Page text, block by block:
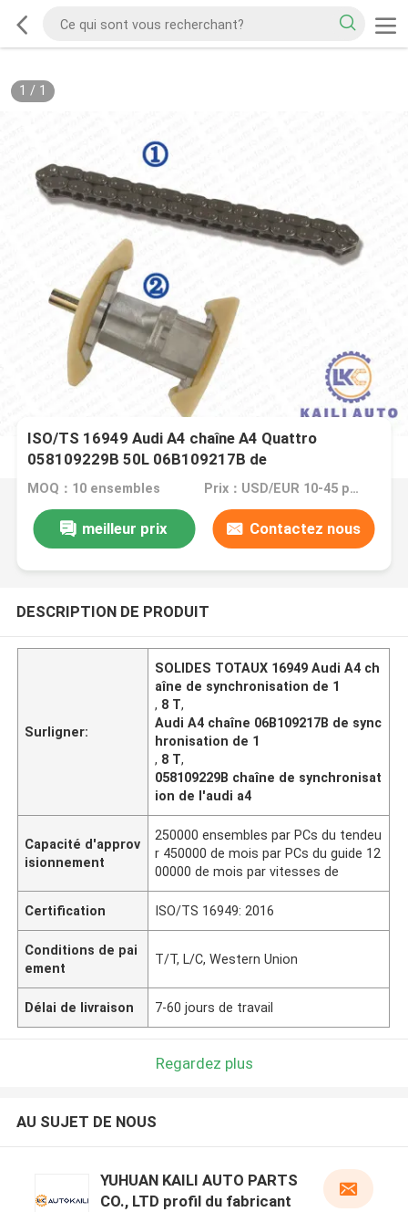
1 / 1
ISO/TS 16949 Audi A4 chaîne A4 Quattro
058109229B 50L 06B109217B de
synchronisation de 1,8 T
MOQ：10 ensembles Prix：USD/EUR 10-45 per set
meilleur prix Contactez nous
DESCRIPTION DE PRODUIT
Surligner:
SOLIDES TOTAUX 16949 Audi A4 ch
aîne de synchronisation de 1
, 8 T,
Audi A4 chaîne 06B109217B de sync
hronisation de 1
, 8 T,
058109229B chaîne de synchronisat
ion de l'audi a4
Capacité d'approv
isionnement
250000 ensembles par PCs du tendeu
r 450000 de mois par PCs du guide 12
00000 de mois par vitesses de
Certification ISO/TS 16949: 2016
Conditions de pai
ement
T/T, L/C, Western Union
Délai de livraison 7-60 jours de travail
Regardez plus
AU SUJET DE NOUS
YUHUAN KAILI AUTO PARTS
CO., LTD profil du fabricant